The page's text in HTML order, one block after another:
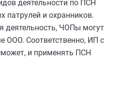
деятельности по ПСН
патрулей и охранников.
деятельность, ЧОПы могут
ООО. Соответственно, ИП с
и применять ПСН